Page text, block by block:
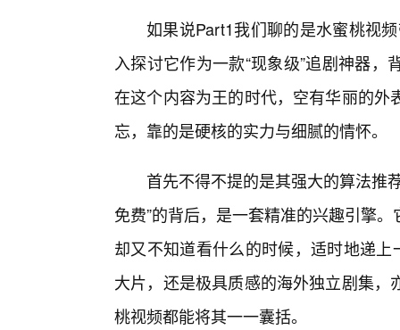
如果说Part1我们聊的是水蜜桃视
入探讨它作为一款“现象级”追剧神器
在这个内容为王的时代，空有华丽的
忘，靠的是硬核的实力与细腻的情怀。
首先不得不提的是其强大的算法推
免费”的背后，是一套精准的兴趣引擎
却又不知道看什么的时候，适时地递
大片，还是极具质感的海外独立剧集
桃视频都能将其一一囊括。